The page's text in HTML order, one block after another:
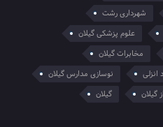
شهرداری رشت
علوم پزشکی گیلان
مخابرات گیلان
انزلی
نوسازی مدارس گیلان
گیلان گیلان